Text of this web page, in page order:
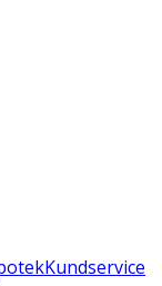
Kundservice